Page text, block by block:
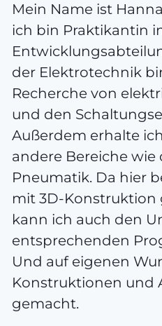
Mein Name ist
ich bin Praktikantin
der Elektrotechnik
Recherche von
und den
Außerdem erhalte
andere Bereiche
Pneumatik. Da hier
mit 3D-Konstruktion
kann ich auch den
entsprechenden
Und auf eigenen
Konstruktionen und
gemacht.